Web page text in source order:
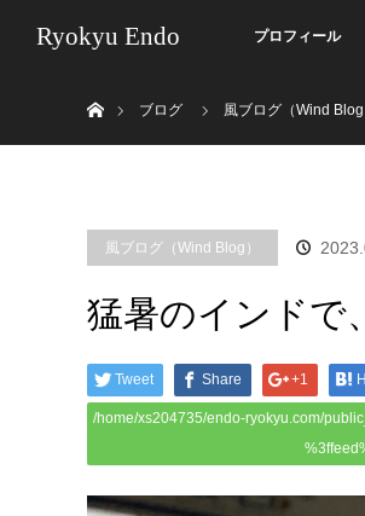
Ryokyu Endo プロフィール
ブログ
風ブログ（Wind Blog
風ブログ（Wind Blog）
猛暑のインドで
Tweet Share +1
/home/xs204735/endo-ryokyu.com/